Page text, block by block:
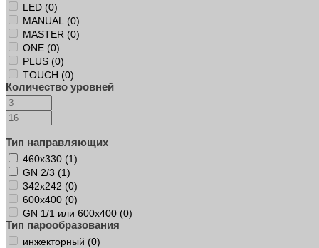
LED (0)
MANUAL (0)
MASTER (0)
ONE (0)
PLUS (0)
TOUCH (0)
Количество уровней
Тип направляющих
460х330 (1)
GN 2/3 (1)
342х242 (0)
600х400 (0)
GN 1/1 или 600х400 (0)
Тип парообразования
инжекторный (0)